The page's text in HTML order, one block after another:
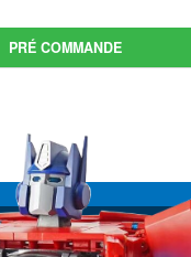
initial
était :
prix
actuel
PRÉ COMMANDE